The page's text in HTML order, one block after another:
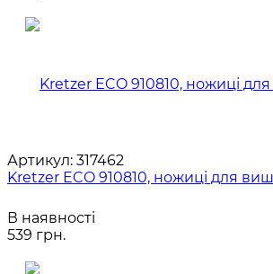
Артикул: 317462
Kretzer ECO 910810, ножиці для
В наявності
539 грн.